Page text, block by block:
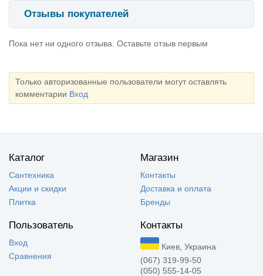
Отзывы покупателей
Пока нет ни одного отзыва. Оставьте отзыв первым
Только авторизованные пользователи могут оставлять
комментарии Вход
Каталог
Сантехника
Акции и скидки
Плитка
Магазин
Контакты
Доставка и оплата
Бренды
Пользователь
Вход
Сравнения
Контакты
Киев, Украина
(067) 319-99-50
(050) 555-14-05